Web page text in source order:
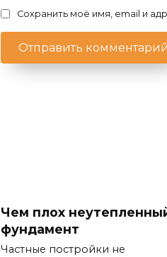
Сохранить моё имя, email и
Чем плох
фундамент
Частные постройки не